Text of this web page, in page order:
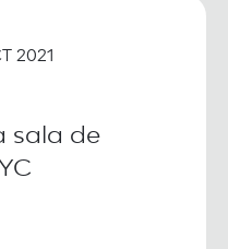
2021
sala de